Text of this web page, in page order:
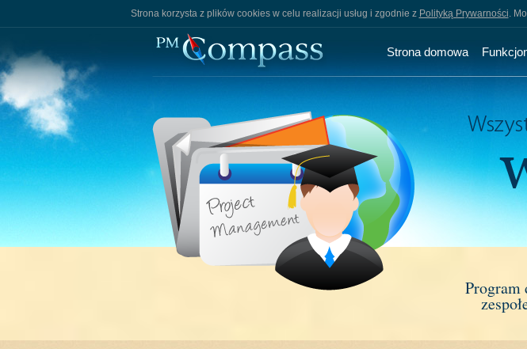
Strona korzysta z plików cookies w celu realizacji usług i zgodnie z Polityką Prywarności.
Strona domowa
Program